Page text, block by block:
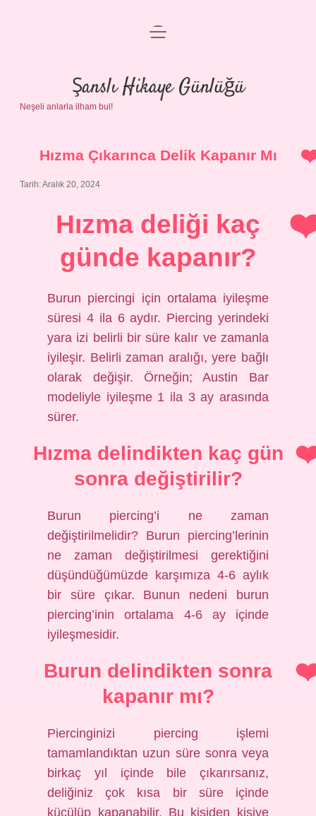
Anasayfa
Gizlilik Politikası
menüyü
Şanslı Hikaye Günlüğü
Neşeli anlarla ilham bul!
Hızma Çıkarınca Delik Kapanır Mı
Tarih: Aralık 20, 2024
Hızma deliği kaç
günde kapanır?
Burun piercingi için ortalama iyileşme
süresi 4 ila 6 aydır. Piercing yerindeki
yara izi belirli bir süre kalır ve zamanla
iyileşir. Belirli zaman aralığı, yere bağlı
olarak değişir. Örneğin; Austin Bar
modeliyle iyileşme 1 ila 3 ay arasında
sürer.
Hızma delindikten kaç gün
sonra değiştirilir?
Burun piercing’i ne zaman
değiştirilmelidir? Burun piercing’lerinin
ne zaman değiştirilmesi gerektiğini
düşündüğümüzde karşımıza 4-6 aylık
bir süre çıkar. Bunun nedeni burun
piercing’inin ortalama 4-6 ay içinde
iyileşmesidir.
Burun delindikten sonra
kapanır mı?
Piercinginizi piercing işlemi
tamamlandıktan uzun süre sonra veya
birkaç yıl içinde bile çıkarırsanız,
deliğiniz çok kısa bir süre içinde
küçülüp kapanabilir. Bu kişiden kişiye